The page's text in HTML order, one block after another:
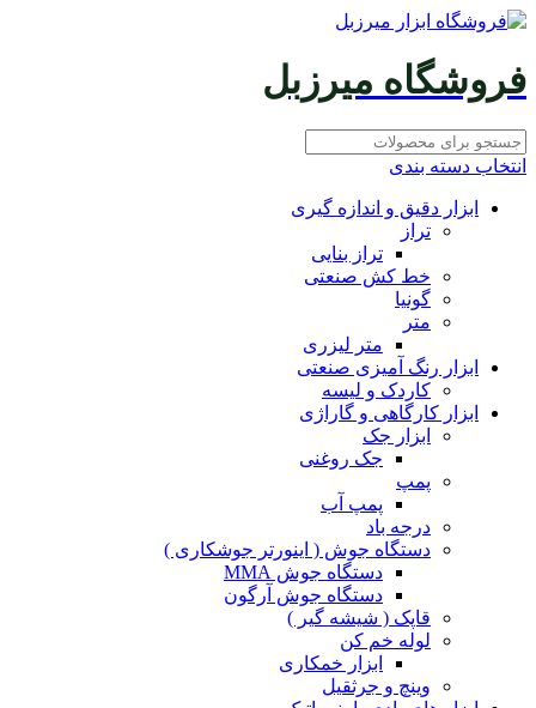
فروشگاه میرزبل
انتخاب دسته بندی
ابزار دقیق و اندازه گیری
تراز
تراز بنایی
خط کش صنعتی
گونیا
متر
متر لیزری
ابزار رنگ آمیزی صنعتی
کاردک و لیسه
ابزار کارگاهی و گاراژی
ابزار جک
جک روغنی
پمپ
پمپ آب
درجه باد
دستگاه جوش ( اینورتر جوشکاری )
دستگاه جوش MMA
دستگاه جوش آرگون
قاپک ( شیشه گیر )
لوله خم کن
ابزار خمکاری
وینچ و جرثقیل